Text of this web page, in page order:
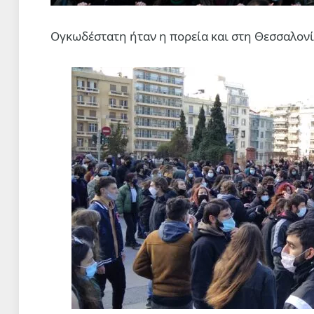
Ογκωδέστατη ήταν η πορεία και στη